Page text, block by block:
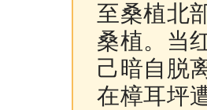
至桑植北
桑植。当
己暗自脱
在樟耳坪